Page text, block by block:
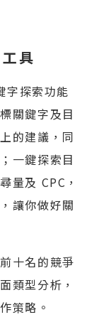
具
字探索功能
關鍵字及目
的建議，同
一鍵探索目
量及 CPC，
讓你做好關
十名的競爭
類型分析，
策略。